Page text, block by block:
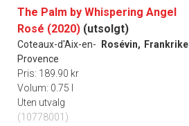
The Palm by Whispering Angel
Rosé (2020) (utsolgt)
Coteaux-d'Aix-en-
Provence
Rosévin, Frankrike
Pris: 189.90 kr
Volum: 0.75 l
Uten utvalg
(10778001)